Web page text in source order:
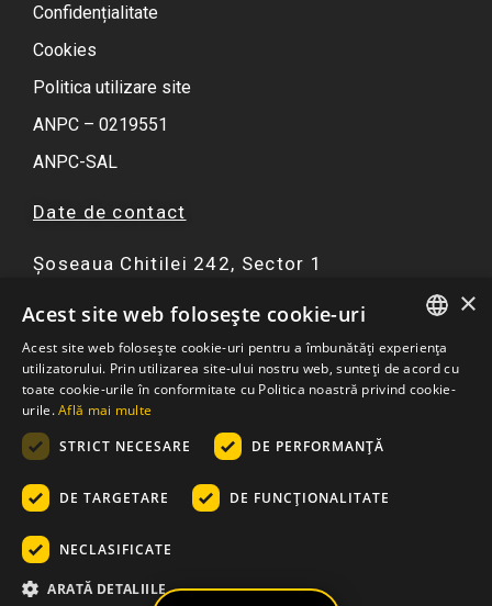
Confidențialitate
Cookies
Politica utilizare site
ANPC – 0219551
ANPC-SAL
Date de contact
Șoseaua Chitilei 242, Sector 1
F
a
c
e
b
o
k
I
n
s
t
a
g
a
Y
o
u
t
b
W
h
a
t
a
p
☏ 0751 299 402
contact@atriaresort.ro
Rezidential Bucuresti
ROMANIAN
ENGLISH
×
Acest site web folosește cookie-uri
Acest site web folosește cookie-uri pentru a îmbunătăți experiența
utilizatorului. Prin utilizarea site-ului nostru web, sunteți de acord cu
toate cookie-urile în conformitate cu Politica noastră privind cookie-
urile.Află mai multe
STRICT NECESARE
DE PERFORMANȚĂ
DE TARGETARE DE FUNCŢIONALITATE
NECLASIFICATE
ARATĂ DETALIILE